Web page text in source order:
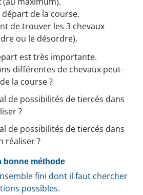
départ de la course.
de trouver les 3 chevaux
ou le désordre).
est très importante.
différentes de chevaux peut-
la course ?
de possibilités de tiercés dans
?
de possibilités de tiercés dans
réaliser ?
bonne méthode
fini dont il faut chercher
possibles.